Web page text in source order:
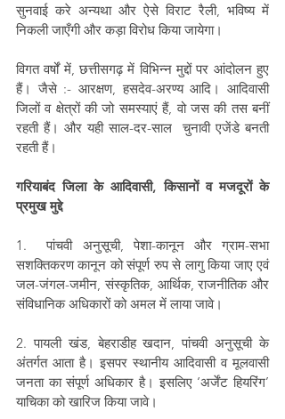
सुनवाई करे अन्यथा और ऐसे विराट रैली, भविष्य में
निकली जाएँगी और कड़ा विरोध किया जायेगा।
विगत वर्षों में, छत्तीसगढ़ में विभिन्न मुद्दों पर आंदोलन हुए
हैं। जैसे :- आरक्षण, हसदेव-अरण्य आदि। आदिवासी
जिलों व क्षेत्रों की जो समस्याएं हैं, वो जस की तस बनीं
रहती हैं। और यही साल-दर-साल  चुनावी एजेंडे बनती
रहती हैं।
गरियाबंद जिला के आदिवासी, किसानों व मजदूरों के
प्रमुख मुद्दे
1.  पांचवी अनुसूची, पेशा-कानून और ग्राम-सभा
सशक्तिकरण कानून को संपूर्ण रुप से लागु किया जाए एवं
जल-जंगल-जमीन, संस्कृतिक, आर्थिक, राजनीतिक और
संविधानिक अधिकारों को अमल में लाया जावे।
2. पायली खंड, बेहराडीह खदान, पांचवी अनुसूची के
अंतर्गत आता है। इसपर स्थानीय आदिवासी व मूलवासी
जनता का संपूर्ण अधिकार है। इसलिए ‘अर्जेंट हियरिंग’
याचिका को खारिज किया जावे।